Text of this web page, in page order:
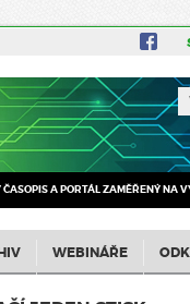
ČASOPIS A PORTÁL ZAMĚŘENÝ NA
WEBINÁŘE